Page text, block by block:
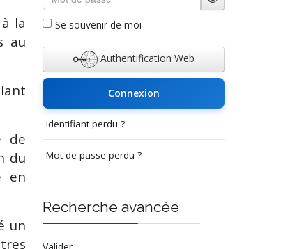
la
au
de
du
en
un
Afficher le mot de
Se souvenir de moi
Authentification Web
Connexion
Identifiant perdu ?
Mot de passe perdu ?
Recherche avancée